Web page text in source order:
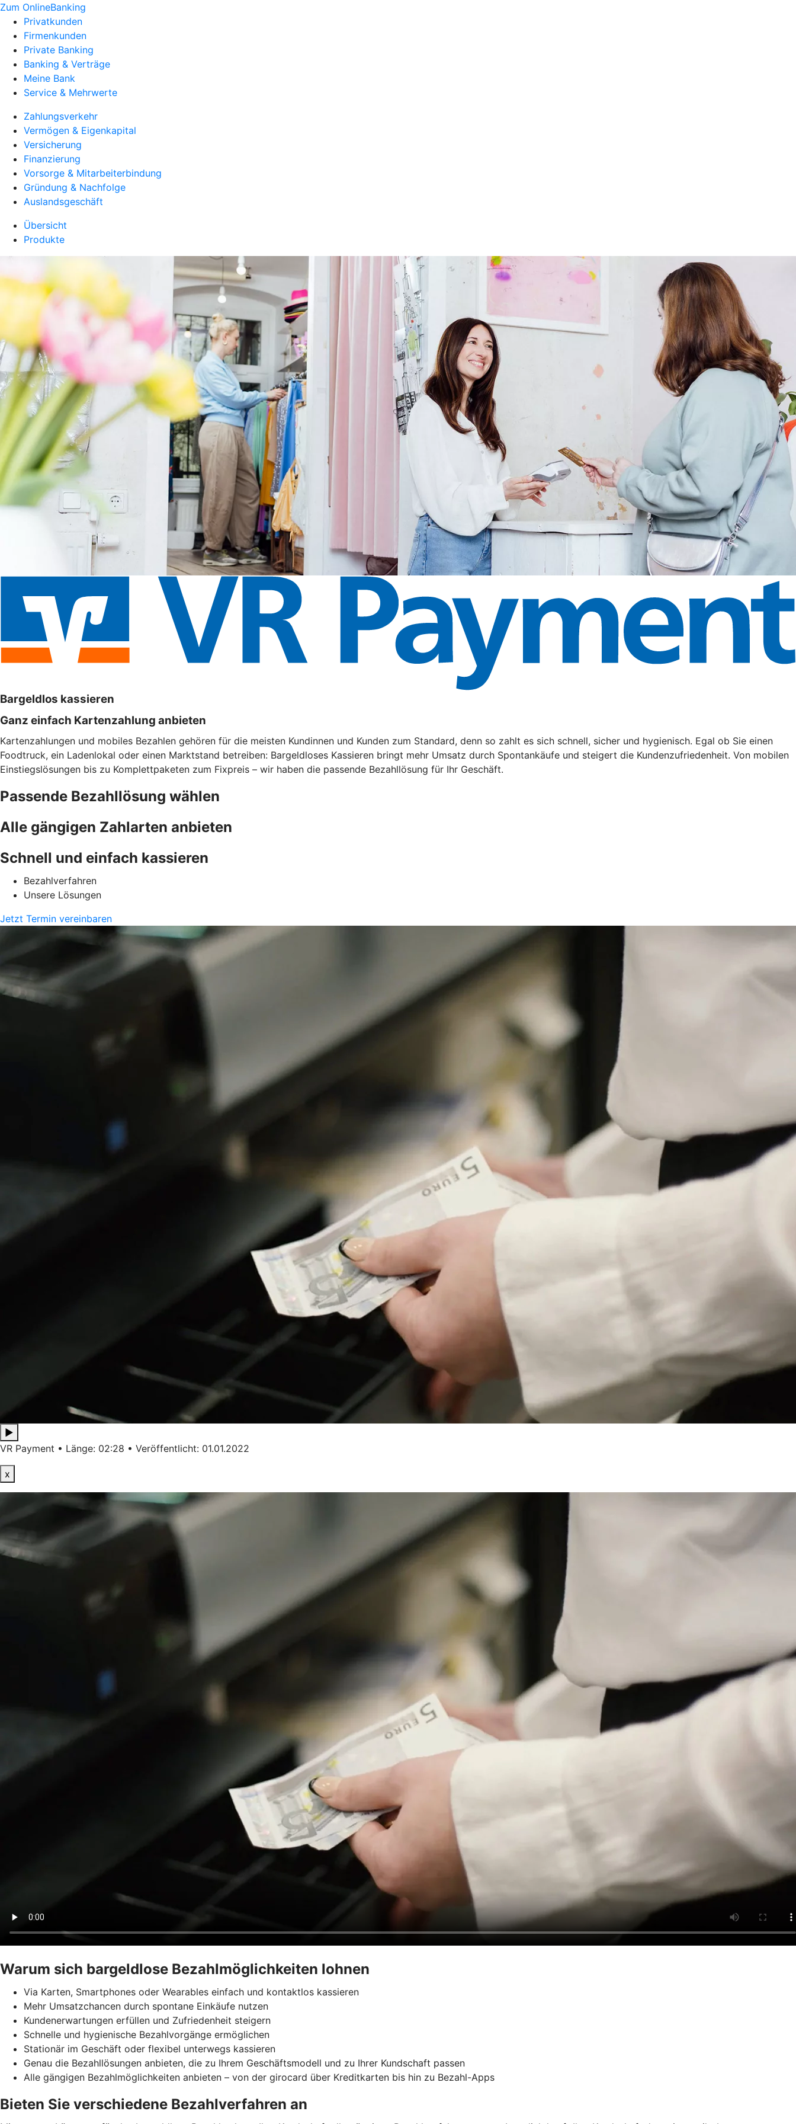
Zum OnlineBanking
Privatkunden
Firmenkunden
Private Banking
Banking & Verträge
Meine Bank
Service & Mehrwerte
Zahlungsverkehr
Vermögen & Eigenkapital
Versicherung
Finanzierung
Vorsorge & Mitarbeiterbindung
Gründung & Nachfolge
Auslandsgeschäft
Übersicht
Produkte
Bargeldlos kassieren
Ganz einfach Kartenzahlung anbieten
Kartenzahlungen und mobiles Bezahlen gehören für die meisten Kundinnen und Kunden zum Standard, denn so zahlt es sich schnell, sicher und hygienisch. Egal ob Sie einen
Foodtruck, ein Ladenlokal oder einen Marktstand betreiben: Bargeldloses Kassieren bringt mehr Umsatz durch Spontankäufe und steigert die Kundenzufriedenheit. Von mobilen
Einstiegslösungen bis zu Komplettpaketen zum Fixpreis – wir haben die passende Bezahllösung für Ihr Geschäft.
Passende Bezahllösung wählen
Alle gängigen Zahlarten anbieten
Schnell und einfach kassieren
Bezahlverfahren
Unsere Lösungen
Jetzt Termin vereinbaren
▶
VR Payment • Länge: 02:28 • Veröffentlicht: 01.01.2022
x
Warum sich bargeldlose Bezahlmöglichkeiten lohnen
Via Karten, Smartphones oder Wearables einfach und kontaktlos kassieren
Mehr Umsatzchancen durch spontane Einkäufe nutzen
Kundenerwartungen erfüllen und Zufriedenheit steigern
Schnelle und hygienische Bezahlvorgänge ermöglichen
Stationär im Geschäft oder flexibel unterwegs kassieren
Genau die Bezahllösungen anbieten, die zu Ihrem Geschäftsmodell und zu Ihrer Kundschaft passen
Alle gängigen Bezahlmöglichkeiten anbieten – von der girocard über Kreditkarten bis hin zu Bezahl-Apps
Bieten Sie verschiedene Bezahlverfahren an